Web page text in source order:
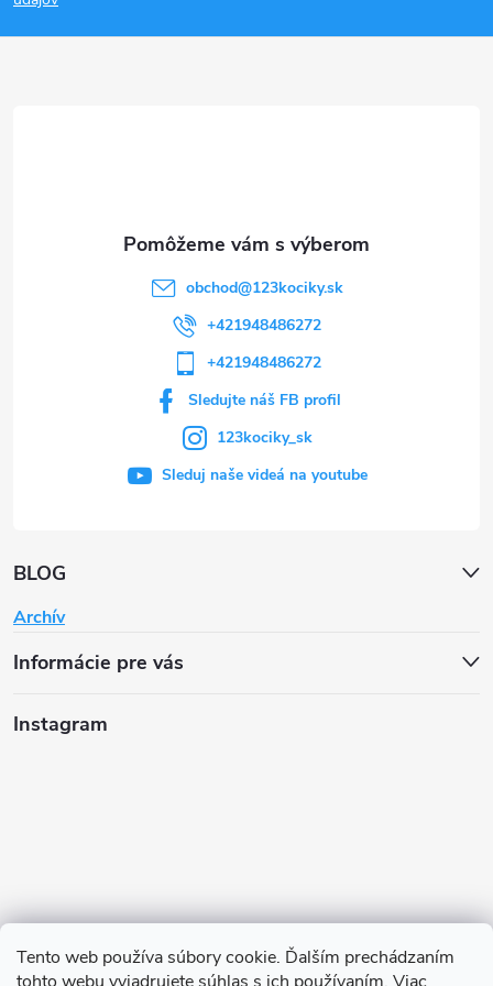
Tento web používa súbory cookie. Ďalším prechádzaním
BLOG
Archív
Informácie pre vás
obchod@123kociky.sk
+421948486272
+421948486272
Sledujte náš FB profil
123kociky_sk
Sleduj naše videá na youtube
Instagram